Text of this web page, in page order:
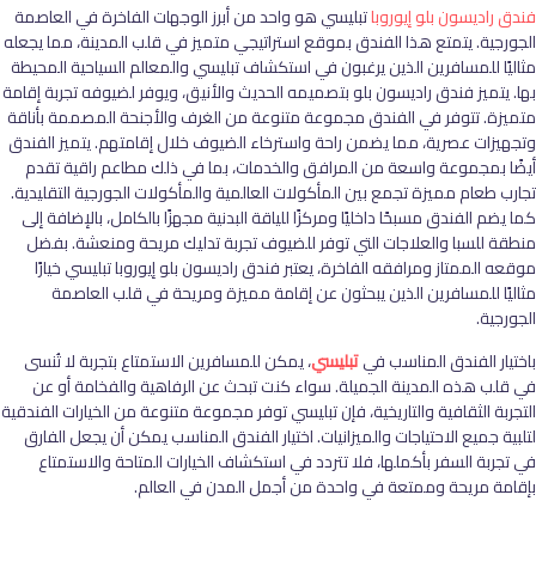
فندق راديسون بلو إيوروباتبليسي هو واحد من أبرز الوجهات الفاخرة في العاصمة
الجورجية. يتمتع هذا الفندق بموقع استراتيجي متميز في قلب المدينة، مما يجعله
مثاليًا للمسافرين الذين يرغبون في استكشاف تبليسي والمعالم السياحية المحيطة
بها. يتميز فندق راديسون بلو بتصميمه الحديث والأنيق، ويوفر لضيوفه تجربة إقامة
متميزة. تتوفر في الفندق مجموعة متنوعة من الغرف والأجنحة المصممة بأناقة
وتجهيزات عصرية، مما يضمن راحة واسترخاء الضيوف خلال إقامتهم. يتميز الفندق
أيضًا بمجموعة واسعة من المرافق والخدمات، بما في ذلك مطاعم راقية تقدم
تجارب طعام مميزة تجمع بين المأكولات العالمية والمأكولات الجورجية التقليدية.
كما يضم الفندق مسبحًا داخليًا ومركزًا للياقة البدنية مجهزًا بالكامل، بالإضافة إلى
منطقة للسبا والعلاجات التي توفر للضيوف تجربة تدليك مريحة ومنعشة. بفضل
موقعه الممتاز ومرافقه الفاخرة، يعتبر فندق راديسون بلو إيوروبا تبليسي خيارًا
مثاليًا للمسافرين الذين يبحثون عن إقامة مميزة ومريحة في قلب العاصمة
الجورجية.
باختيار الفندق المناسب فيتبليسي، يمكن للمسافرين الاستمتاع بتجربة لا تُنسى
في قلب هذه المدينة الجميلة. سواء كنت تبحث عن الرفاهية والفخامة أو عن
التجربة الثقافية والتاريخية، فإن تبليسي توفر مجموعة متنوعة من الخيارات الفندقية
لتلبية جميع الاحتياجات والميزانيات. اختيار الفندق المناسب يمكن أن يجعل الفارق
في تجربة السفر بأكملها، فلا تتردد في استكشاف الخيارات المتاحة والاستمتاع
بإقامة مريحة وممتعة في واحدة من أجمل المدن في العالم.